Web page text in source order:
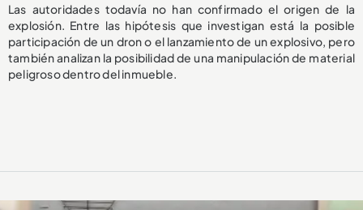
Las autoridades todavía no han confirmado el origen de la
explosión. Entre las hipótesis que investigan está la posible
participación de un dron o el lanzamiento de un explosivo, pero
también analizan la posibilidad de una manipulación de material
peligroso dentro del inmueble.